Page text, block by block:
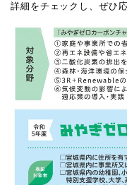
詳細をチェックし、ぜひ